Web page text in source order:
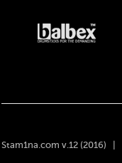
Stam1na.com v.12 (2016) |